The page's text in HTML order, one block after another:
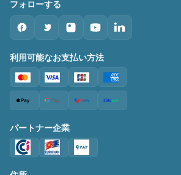
フォローする
利用可能なお支払い方法
パートナー企業